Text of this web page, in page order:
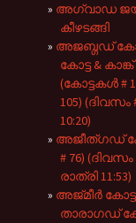
അഗ്വാഡ
കീഴടങ്ങി
അജബ്ഗഡ്
കോട്ട &
(കോട്ടകൾ #
105) (ദിവസം
10:20)
അജീത്ഗഡ്
# 76) (ദിവസം
രാത്രി 11:53)
അജ്മീർ കോട്ട
താരാഗഡ്